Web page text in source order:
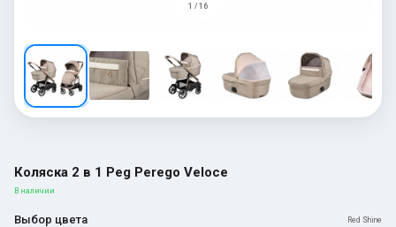
1 / 16
Коляска 2 в 1 Peg Perego Veloce
В наличии
Выбор цвета Red Shine